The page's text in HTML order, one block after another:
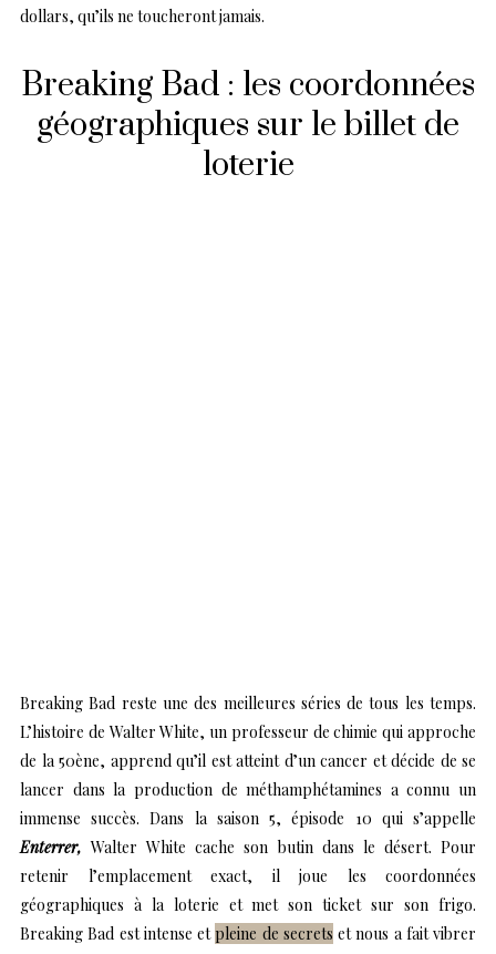
dollars, qu’ils ne toucheront jamais.
Breaking Bad : les coordonnées
géographiques sur le billet de
loterie
Breaking Bad reste une des meilleures séries de tous les temps.
L’histoire de Walter White, un professeur de chimie qui approche
de la 50ène, apprend qu’il est atteint d’un cancer et décide de se
lancer dans la production de méthamphétamines a connu un
immense succès. Dans la saison 5, épisode 10 qui s’appelle
Enterrer, Walter White cache son butin dans le désert. Pour
retenir l’emplacement exact, il joue les coordonnées
géographiques à la loterie et met son ticket sur son frigo.
Breaking Bad est intense et pleine de secrets et nous a fait vibrer